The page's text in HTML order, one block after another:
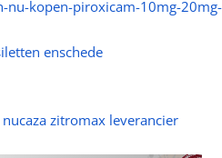
kopen-piroxicam-10mg-20mg-
enschede
zitromax leverancier